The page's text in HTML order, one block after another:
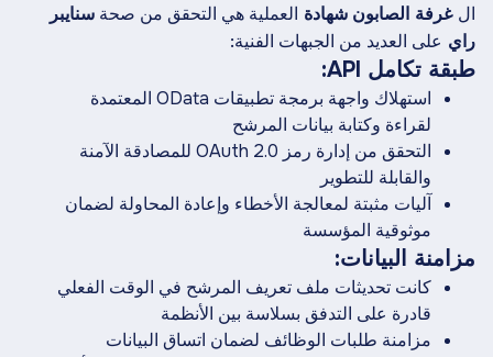
غرفة الصابونشهادةالعملية هي التحقق من صحةسنايبر
رايعلى العديد من الجبهات الفنية:
طبقة تكامل API:
استهلاك واجهة برمجة تطبيقات OData المعتمدة
لقراءة وكتابة بيانات المرشح
التحقق من إدارة رمز OAuth 2.0 للمصادقة الآمنة
والقابلة للتطوير
آليات مثبتة لمعالجة الأخطاء وإعادة المحاولة لضمان
موثوقية المؤسسة
مزامنة البيانات:
كانت تحديثات ملف تعريف المرشح في الوقت الفعلي
قادرة على التدفق بسلاسة بين الأنظمة
مزامنة طلبات الوظائف لضمان اتساق البيانات